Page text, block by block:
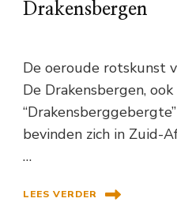
Drakensbergen
De oeroude rotskunst
De Drakensbergen,
bevinden zich in Zuid-
…
LEES VERDER